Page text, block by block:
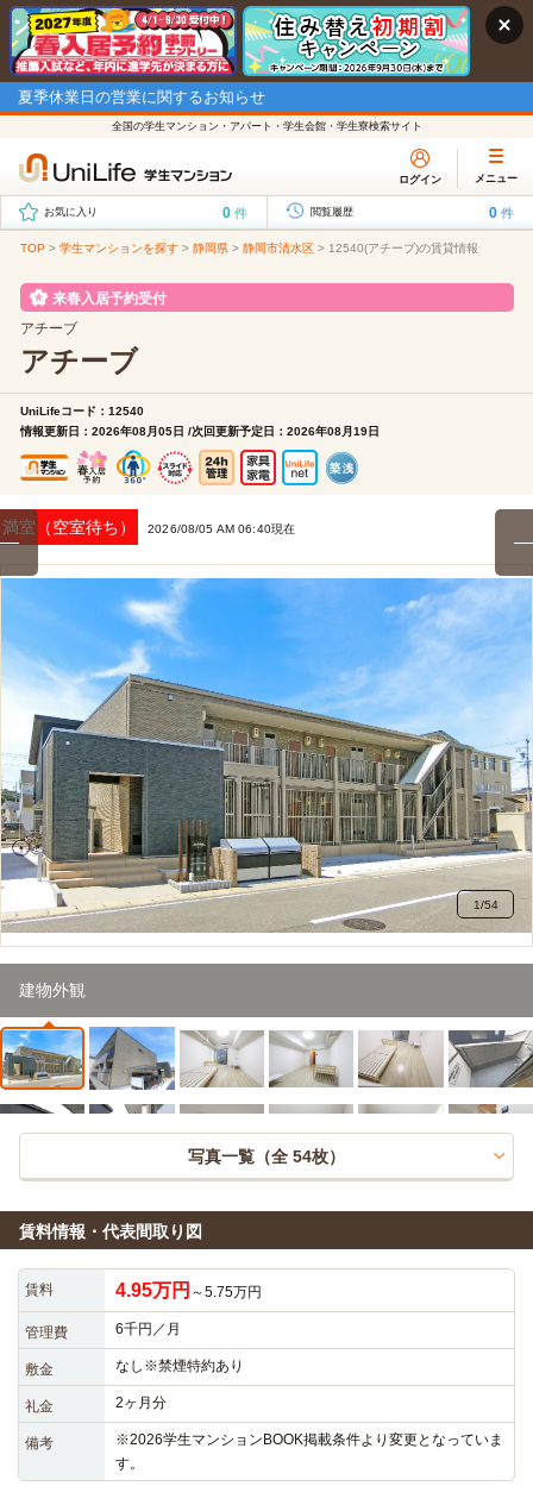
夏季休業日の営業に関するお知らせ
全国の学生マンション・アパート・学生会館・学生寮検索サイト
ログイン メニュー
お気に入り 0 件 閲覧履歴 0 件
TOP > 学生マンションを探す > 静岡県 > 静岡市清水区 > 12540(アチーブ)の賃貸情報
来春入居予約受付
アチーブ
アチーブ
UniLifeコード：12540
情報更新日：2026年08月05日 /次回更新予定日：2026年08月19日
満室（空室待ち）
2/54
写真一覧（全 54枚）
賃料情報・代表間取り図
賃料 4.95万円 ～5.75万円
管理費 6千円／月
敷金 なし※禁煙特約あり
礼金 2ヶ月分
備考
※2026学生マンションBOOK掲載条件より変更となっていま
す。